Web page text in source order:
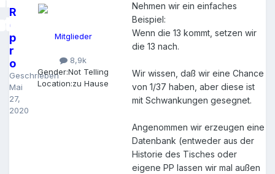
R
o
p
r
o
Geschrieben
Mai
27,
2020
Mitglieder
8,9k
Gender:Not Telling
Location:zu Hause
Nehmen wir ein einfaches
Beispiel:
Wenn die 13 kommt, setzen wir
die 13 nach.
Wir wissen, daß wir eine Chance
von 1/37 haben, aber diese ist
mit Schwankungen gesegnet.
Angenommen wir erzeugen eine
Datenbank (entweder aus der
Historie des Tisches oder
eigene PP lassen wir mal außen